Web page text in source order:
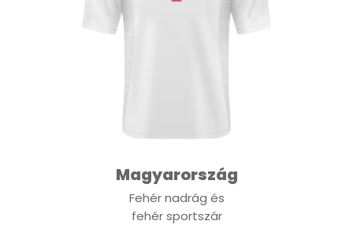
Magyarország
Fehér nadrág és
fehér sportszár